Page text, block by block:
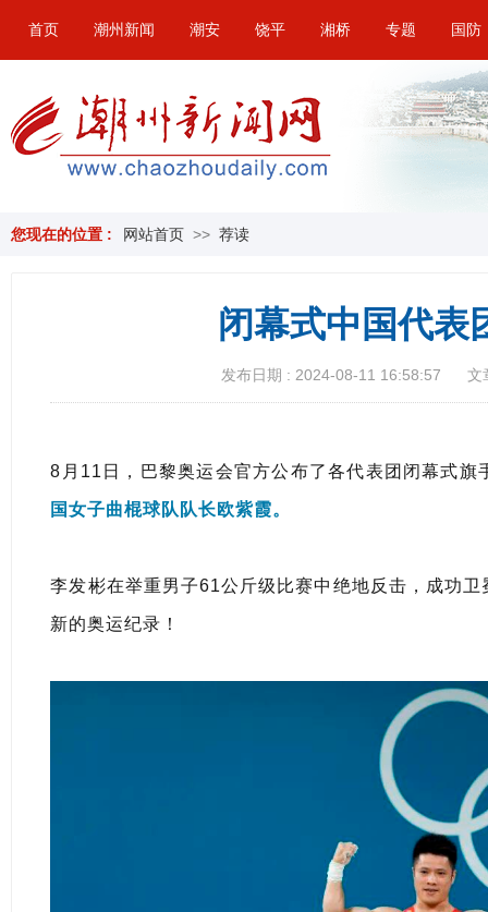
首页 潮州新闻 潮安 饶平 湘桥 专题 国防
您现在的位置 : 网站首页 >> 荐读
闭幕式中国代表
发布日期 : 2024-08-11 16:58:57 文
8月11日，巴黎奥运会官方公布了各代表团闭幕式旗
国女子曲棍球队队长欧紫霞。
李发彬在举重男子61公斤级比赛中绝地反击，成功
新的奥运纪录！